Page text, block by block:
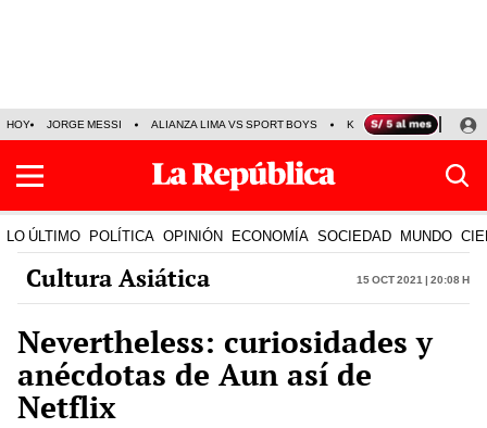
HOY JORGE MESSI ALIANZA LIMA VS SPORT BOYS KENJI FUJIMORI
LO ÚLTIMO POLÍTICA OPINIÓN ECONOMÍA SOCIEDAD MUNDO
Cultura Asiática 15 Oct 2021 | 20:08 h
Nevertheless: curiosidades y
anécdotas de Aun así de
Netflix